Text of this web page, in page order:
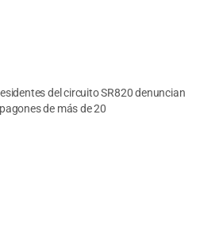
del circuito SR820 denuncian
de más de 20